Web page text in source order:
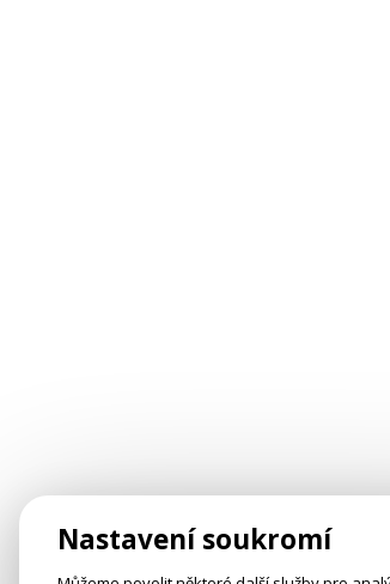
Nastavení soukromí